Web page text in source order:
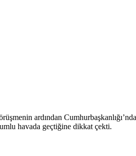
ardından
havada geçtiğine dikkat çekti.